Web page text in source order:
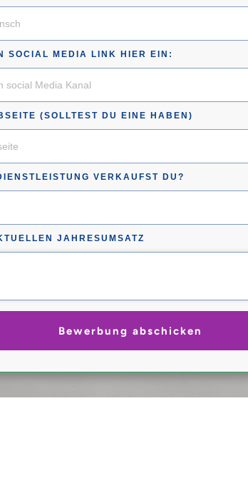
SOCIAL MEDIA LINK HIER EIN:
(SOLLTEST DU EINE HABEN)
VERKAUFST DU?
JAHRESUMSATZ
Bewerbung abschicken